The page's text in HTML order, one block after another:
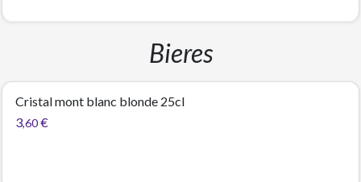
Bieres
Cristal mont blanc blonde 25cl
3,60 €